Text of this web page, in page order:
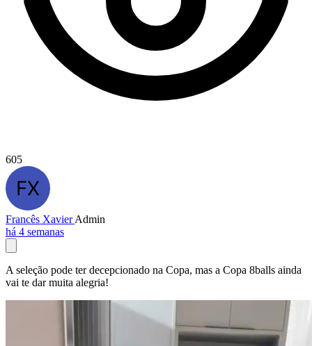
605
Francês XavierAdmin
há 4 semanas
A seleção pode ter decepcionado na Copa, mas a Copa 8balls ainda
vai te dar muita alegria!